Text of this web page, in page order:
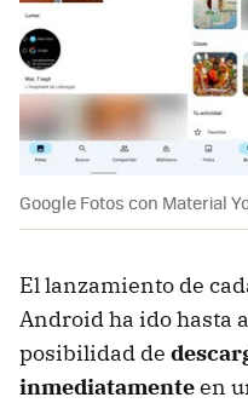
Google Fotos con Material
El lanzamiento de
Android ha ido hasta
posibilidad de
inmediatamenteen